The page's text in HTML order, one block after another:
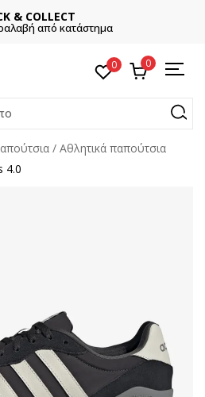
& COLLECT
από κατάστημα
0 0
Αθλητικά παπούτσια
4.0